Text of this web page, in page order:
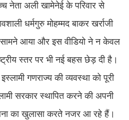
नेता अली खामेनेई के परिवार से
धर्मगुरु मोहम्मद बाकर खर्राजी
आया और इस वीडियो ने न केवल
स्तर पर भी नई बहस छेड़ दी है।
गणराज्य की व्यवस्था को पूरी
सरकार स्थापित करने की अपनी
का खुलासा करते नजर आ रहे हैं।